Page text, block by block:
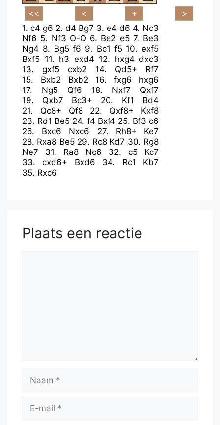
1. c4 g6 2. d4 Bg7 3. e4 d6 4. Nc3
Nf6 5. Nf3 O-O 6. Be2 e5 7. Be3
Ng4 8. Bg5 f6 9. Bc1 f5 10. exf5
Bxf5 11. h3 exd4 12. hxg4 dxc3
13. gxf5 cxb2 14. Qd5+
Rf7
15. Bxb2 Bxb2 16.fxg6
hxg6
17. Ng5 Qf6 18. Nxf7
Qxf7
19. Qxb7 Bc3+ 20. Kf1
Bd4
21. Qc8+ Qf8 22. Qxf8+
Kxf8
23. Rd1 Be5 24. f4 Bxf4 25. Bf3 c6
26. Bxc6 Nxc6 27. Rh8+
Ke7
28. Rxa8 Be5 29. Rc8 Kd7 30. Rg8
Ne7
31. Ra8 Nc6 32. c5
Kc7
33.cxd6+ Bxd6 34. Rc1
Kb7
35. Rxc6
Plaats een reactie
Naam